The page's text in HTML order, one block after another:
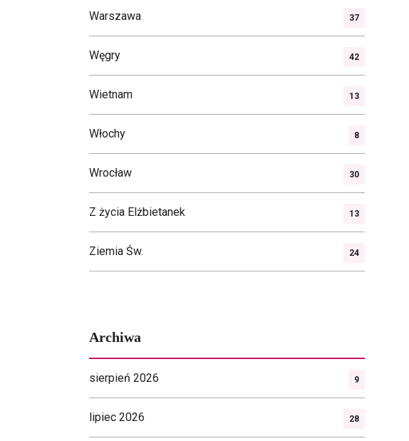
Warszawa 37
Węgry 42
Wietnam 13
Włochy 8
Wrocław 30
Z życia Elżbietanek 13
Ziemia Św. 24
Archiwa
sierpień 2026 9
lipiec 2026 28